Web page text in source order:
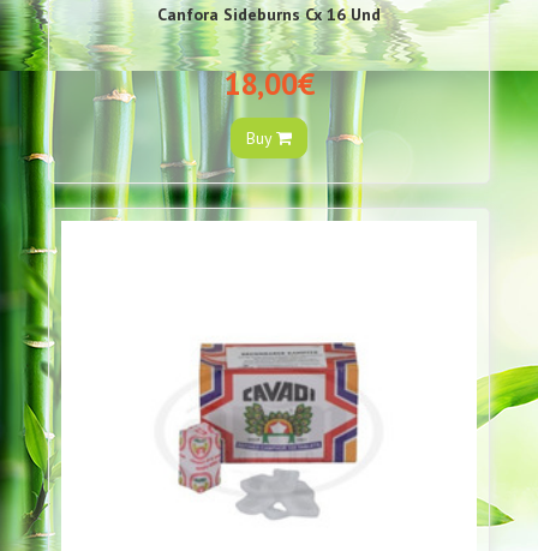
Canfora Sideburns Cx 16 Und
18,00€
Buy